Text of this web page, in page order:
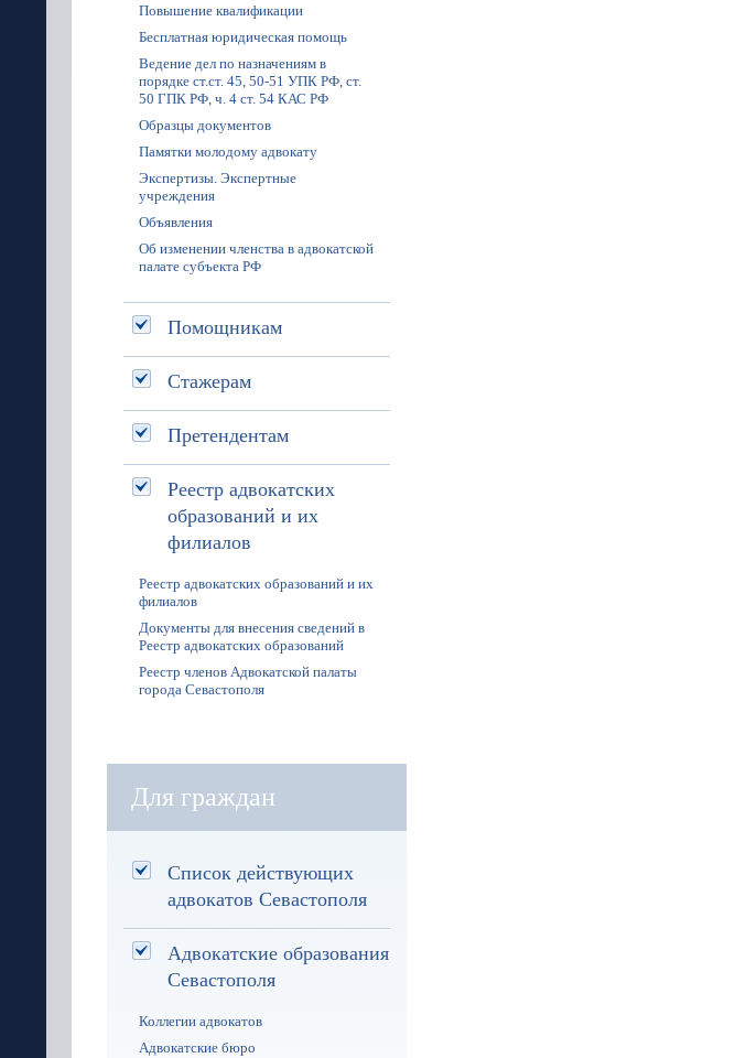
Повышение квалификации
Бесплатная юридическая помощь
Ведение дел по назначениям в
порядке ст.ст. 45, 50-51 УПК РФ, ст.
50 ГПК РФ, ч. 4 ст. 54 КАС РФ
Образцы документов
Памятки молодому адвокату
Экспертизы. Экспертные
учреждения
Объявления
Об изменении членства в адвокатской
палате субъекта РФ
Помощникам
Стажерам
Претендентам
Реестр адвокатских
образований и их
филиалов
Реестр адвокатских образований и их
филиалов
Документы для внесения сведений в
Реестр адвокатских образований
Реестр членов Адвокатской палаты
города Севастополя
Для граждан
Список действующих
адвокатов Севастополя
Адвокатские образования
Севастополя
Коллегии адвокатов
Адвокатские бюро